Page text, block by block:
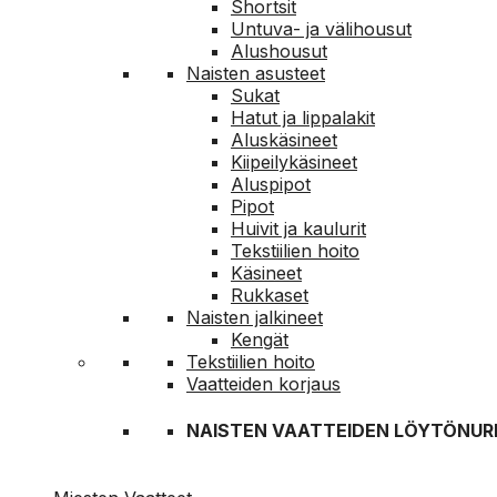
Shortsit
Untuva- ja välihousut
Alushousut
Naisten asusteet
Sukat
Hatut ja lippalakit
Aluskäsineet
Kiipeilykäsineet
Aluspipot
Pipot
Huivit ja kaulurit
Tekstiilien hoito
Käsineet
Rukkaset
Naisten jalkineet
Kengät
Tekstiilien hoito
Vaatteiden korjaus
NAISTEN VAATTEIDEN